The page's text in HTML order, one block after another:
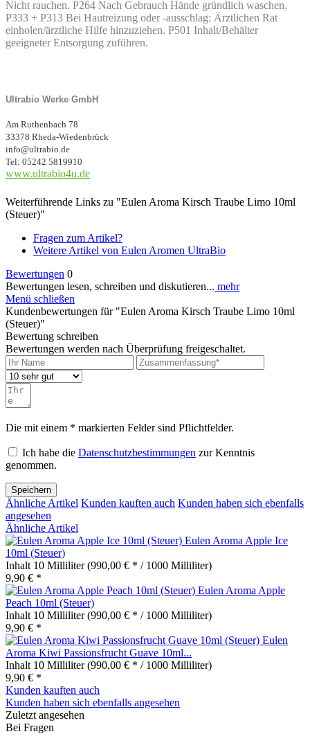
Nicht rauchen. P264 Nach Gebrauch Hände gründlich waschen.
P333 + P313 Bei Hautreizung oder -ausschlag: Ärztlichen Rat
einholen/ärztliche Hilfe hinzuziehen. P501 Inhalt/Behälter
geeigneter Entsorgung zuführen.
Ultrabio Werke GmbH
Am Ruthenbach 78
33378 Rheda-Wiedenbrück
info@ultrabio.de
Tel: 05242 5819910
www.ultrabio4u.de
Weiterführende Links zu "Eulen Aroma Kirsch Traube Limo 10ml
(Steuer)"
Fragen zum Artikel?
Weitere Artikel von Eulen Aromen UltraBio
Bewertungen 0
Bewertungen lesen, schreiben und diskutieren... mehr
Menü schließen
Kundenbewertungen für "Eulen Aroma Kirsch Traube Limo 10ml
(Steuer)"
Bewertung schreiben
Bewertungen werden nach Überprüfung freigeschaltet.
Die mit einem * markierten Felder sind Pflichtfelder.
Ich habe die Datenschutzbestimmungen zur Kenntnis
genommen.
Speichern
Ähnliche Artikel Kunden kauften auch Kunden haben sich ebenfalls
angesehen
Ähnliche Artikel
Eulen Aroma Apple Ice
10ml (Steuer)
Inhalt 10 Milliliter(990,00 € * / 1000 Milliliter)
9,90 € *
Eulen Aroma Apple
Peach 10ml (Steuer)
Inhalt 10 Milliliter(990,00 € * / 1000 Milliliter)
9,90 € *
Eulen
Aroma Kiwi Passionsfrucht Guave 10ml...
Inhalt 10 Milliliter(990,00 € * / 1000 Milliliter)
9,90 € *
Kunden kauften auch
Kunden haben sich ebenfalls angesehen
Zuletzt angesehen
Bei Fragen